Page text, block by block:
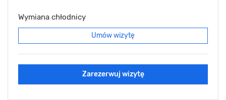
Wymiana chłodnicy
Umów wizytę
Zarezerwuj wizytę